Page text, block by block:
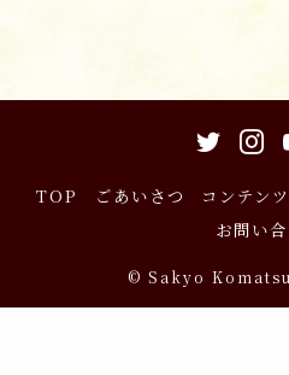
TOP ごあいさつ コンテンツ
お問い
© Sakyo